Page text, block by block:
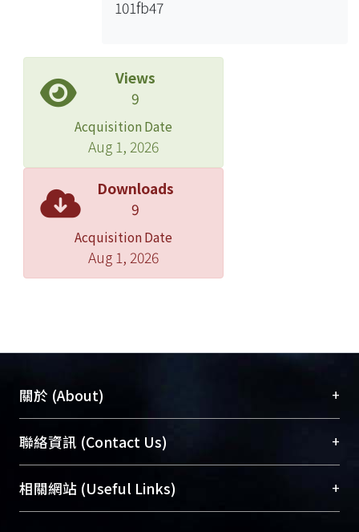
101fb47
Views
9
Acquisition Date
Aug 1, 2026
Downloads
9
Acquisition Date
Aug 1, 2026
關於 (About) +
臺大位居世界頂尖大學之列，為永久珍藏及向國際
展現本校豐碩的研究成果及學術能量，圖書館整合
機構典藏（NTUR）與學術庫（AH）不同功能平
台，成為臺大學術典藏NTU scholars。期能整合研
聯絡資訊 (Contact Us) +
總館學科館員(Main Library)
醫學圖書館學科館員(Medical Library)
相關網站 (Useful Links) +